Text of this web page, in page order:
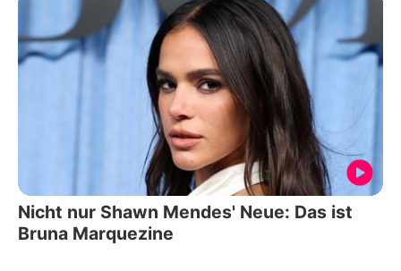
Nicht nur Shawn Mendes' Neue: Das ist
Bruna Marquezine